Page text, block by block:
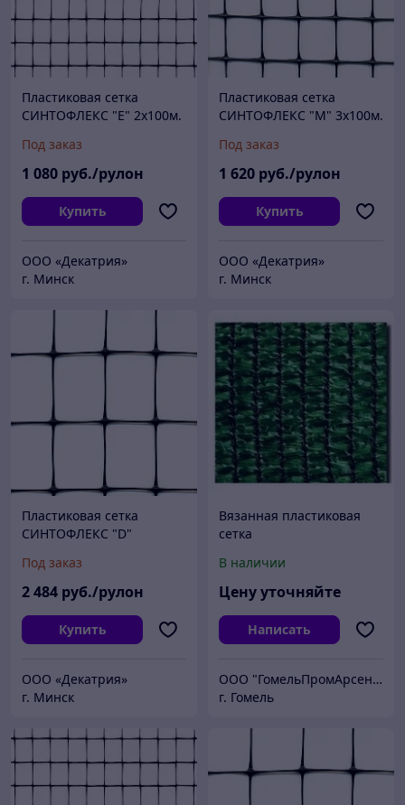
Пластиковая сетка
СИНТОФЛЕКС "E" 2х100м.
Под заказ
1 080 руб./рулон
Купить
ООО «Декатрия»
г. Минск
Пластиковая сетка
СИНТОФЛЕКС "М" 3х100м.
Под заказ
1 620 руб./рулон
Купить
ООО «Декатрия»
г. Минск
Пластиковая сетка
СИНТОФЛЕКС "D"
Под заказ
2 484 руб./рулон
Купить
ООО «Декатрия»
г. Минск
Вязанная пластиковая
сетка
В наличии
Цену уточняйте
Написать
ООО "ГомельПромАрсенал"
г. Гомель